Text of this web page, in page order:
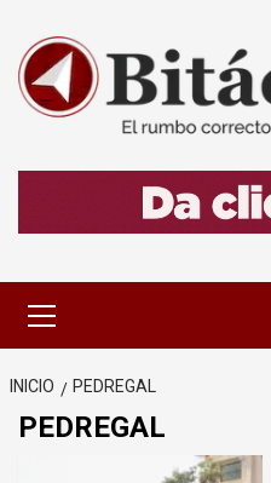
contenido
primario
INICIO PEDREGAL
PEDREGAL